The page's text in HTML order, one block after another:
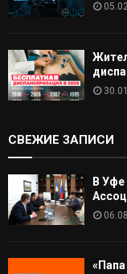
СВЕЖИЕ ЗАПИСИ
В